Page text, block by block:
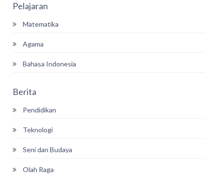
Pelajaran
Matematika
Agama
Bahasa Indonesia
Berita
Pendidikan
Teknologi
Seni dan Budaya
Olah Raga